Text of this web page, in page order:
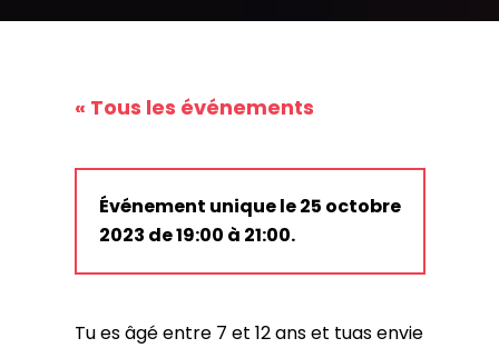
« Tous les événements
Événement unique le 25 octobre
2023 de 19:00 à 21:00.
Tu es âgé entre 7 et 12 ans et tuas envie